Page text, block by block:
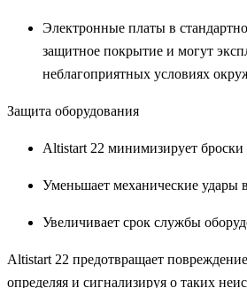
Электронные платы в
защитное покрытие и могут
неблагоприятных условиях
Защита оборудования
Altistart 22 минимизирует броски
Уменьшает механические удары
Увеличивает срок службы
Altistart 22 предотвращает
определяя и сигнализируя о таких